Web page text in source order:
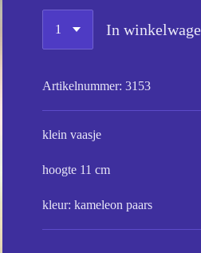
In
Artikelnummer: 3153
klein vaasje
hoogte 11 cm
kleur: kameleon paars